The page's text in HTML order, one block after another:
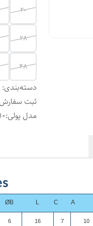
20
28
48
دسته‌بندی:
ثبت سفارش
مدل پولی:
A
C
L
ØB
10
7
16
6